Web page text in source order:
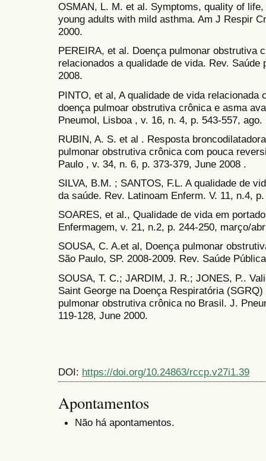
OSMAN, L. M. et al. Symptoms, quality of
young adults with mild asthma. Am J Respir
2000.
PEREIRA, et al. Doença pulmonar obstrutiva
relacionados a qualidade de vida. Rev.
2008.
PINTO, et al, A qualidade de vida relacionada
doença pulmoar obstrutiva crônica e asma
Pneumol, Lisboa , v. 16, n. 4, p. 543-557, ago.
RUBIN, A. S. et al . Resposta
pulmonar obstrutiva crônica com pouca
Paulo , v. 34, n. 6, p. 373-379, June 2008 .
SILVA, B.M. ; SANTOS, F.L. A qualidade de
da saúde. Rev. Latinoam Enferm. V. 11, n.4,
SOARES, et al., Qualidade de vida em
Enfermagem, v. 21, n.2, p. 244-250, março/
SOUSA, C. A.et al, Doença pulmonar
São Paulo, SP. 2008-2009. Rev. Saúde
SOUSA, T. C.; JARDIM, J. R.; JONES, P..
Saint George na Doença Respiratória
pulmonar obstrutiva crônica no Brasil. J.
119-128, June 2000.
DOI: https://doi.org/10.24863/rccp.v27i1.39
Apontamentos
Não há apontamentos.